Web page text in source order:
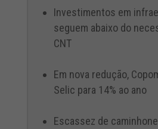
Investimentos em
seguem abaixo do
CNT
Em nova redução,
Selic para 14% ao ano
Escassez de